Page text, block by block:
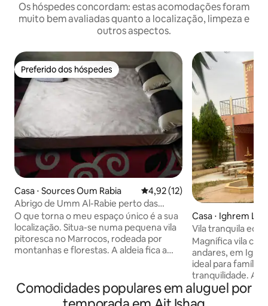
Os hóspedes concordam: estas acomodações foram
muito bem avaliadas quanto a localização, limpeza e
outros aspectos.
Preferido dos hóspedes
Preferido dos hóspedes
Casa ⋅ Sources Oum Rabia 4,92 de uma avaliação média
4,92 (12)
Abrigo de Umm Al-Rabie perto das
montanhas
O que torna o meu espaço único é a sua
localização. Situa-se numa pequena vila
pitoresca no Marrocos, rodeada por
montanhas e florestas. A aldeia fica a
proporcionar a tranquilidade e a paz que
você não encontra na cidade O meu
Casa ⋅ Ighrem
Vila tranquila
família
Magnífica vila
andares, em
ideal para
tranquilidade. A
Béni Mellal. No
aberto com 2
Comodidades populares em aluguel por